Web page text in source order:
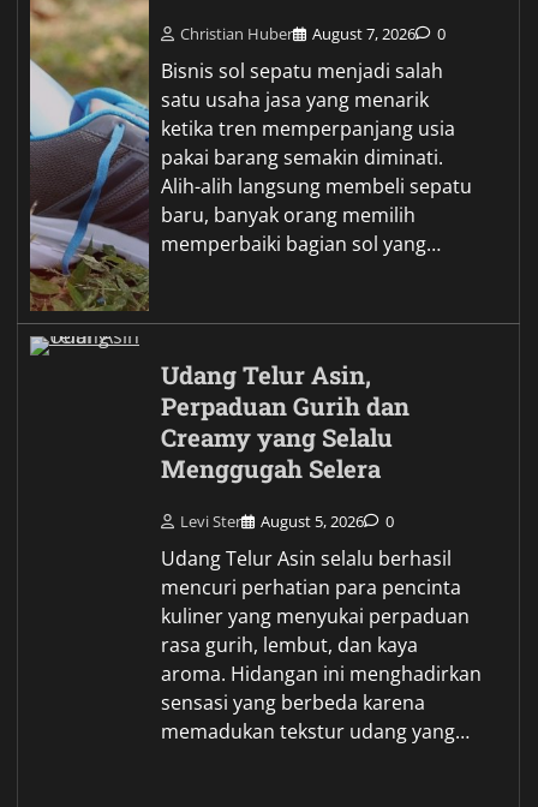
Christian Huber August 7, 2026 0
Bisnis sol sepatu menjadi salah
satu usaha jasa yang menarik
ketika tren memperpanjang usia
pakai barang semakin diminati.
Alih-alih langsung membeli sepatu
baru, banyak orang memilih
memperbaiki bagian sol yang…
Udang Telur Asin,
Perpaduan Gurih dan
Creamy yang Selalu
Menggugah Selera
Levi Ster August 5, 2026 0
Udang Telur Asin selalu berhasil
mencuri perhatian para pencinta
kuliner yang menyukai perpaduan
rasa gurih, lembut, dan kaya
aroma. Hidangan ini menghadirkan
sensasi yang berbeda karena
memadukan tekstur udang yang…